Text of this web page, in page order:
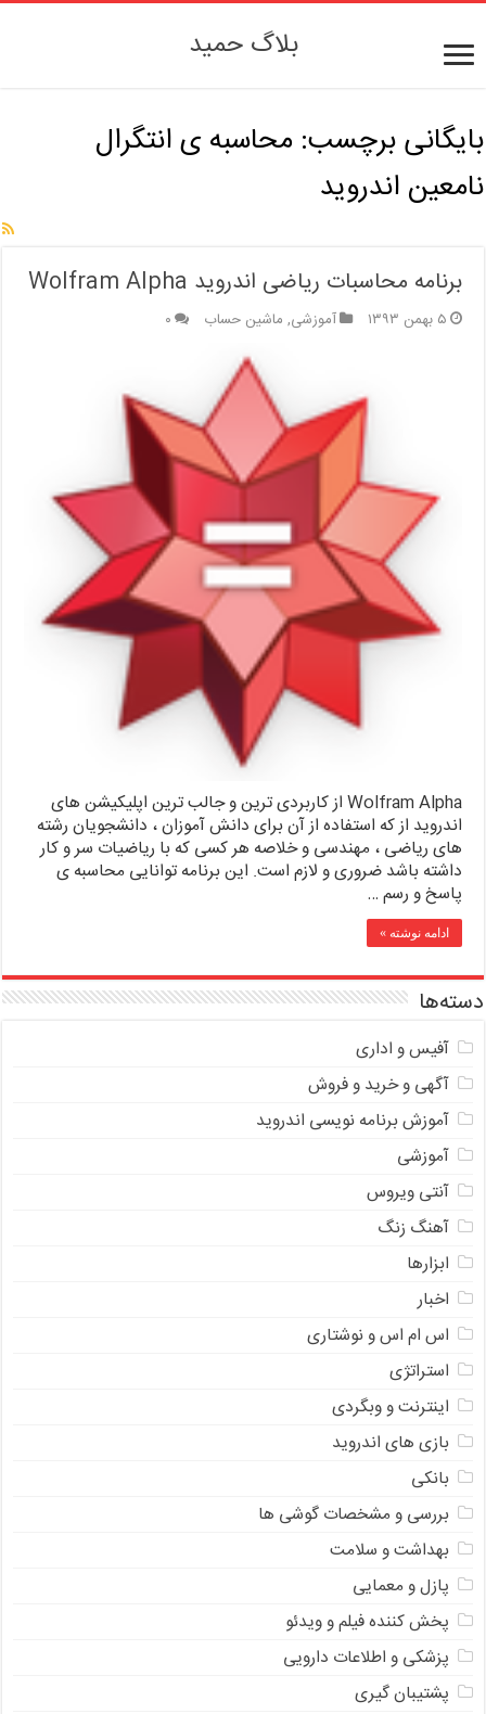
بلاگ حمید
بایگانی برچسب: محاسبه ی انتگرال
نامعین اندروید
برنامه محاسبات ریاضی اندروید Wolfram Alpha
۵ بهمن ۱۳۹۳ آموزشی, ماشین حساب ۰
Wolfram Alpha از کاربردی ترین و جالب ترین اپلیکیشن های
اندروید از که استفاده از آن برای دانش آموزان ، دانشجویان رشته
های ریاضی ، مهندسی و خلاصه هر کسی که با ریاضیات سر و کار
داشته باشد ضروری و لازم است. این برنامه توانایی محاسبه ی
پاسخ و رسم …
ادامه نوشته »
دسته‌ها
آفیس و اداری
آگهی و خرید و فروش
آموزش برنامه نویسی اندروید
آموزشی
آنتی ویروس
آهنگ زنگ
ابزارها
اخبار
اس ام اس و نوشتاری
استراتژی
اینترنت و وبگردی
بازی های اندروید
بانکی
بررسی و مشخصات گوشی ها
بهداشت و سلامت
پازل و معمایی
پخش کننده فیلم و ویدئو
پزشکی و اطلاعات دارویی
پشتیبان گیری